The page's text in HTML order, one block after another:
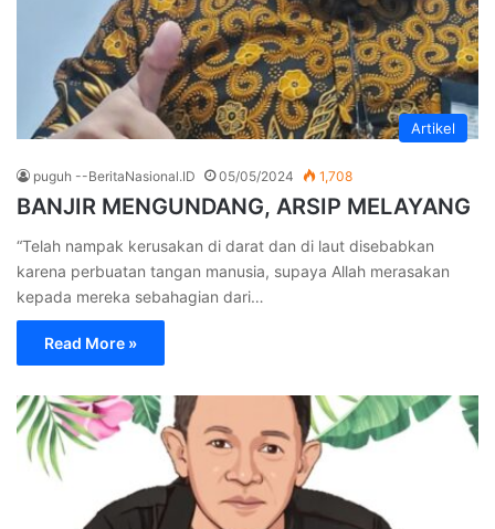
Artikel
puguh --BeritaNasional.ID 05/05/2024 1,708
BANJIR MENGUNDANG, ARSIP MELAYANG
“Telah nampak kerusakan di darat dan di laut disebabkan
karena perbuatan tangan manusia, supaya Allah merasakan
kepada mereka sebahagian dari…
Read More »